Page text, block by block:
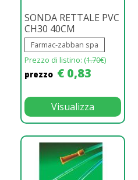
SONDA RETTALE PVC
CH30 40CM
Farmac-zabban spa
Prezzo di listino: (1.70€)
prezzo € 0,83
Visualizza